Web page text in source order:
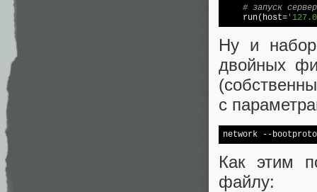
# запуск
    run(host=
Ну и
двойных
с
network --
Как этим
файлу: